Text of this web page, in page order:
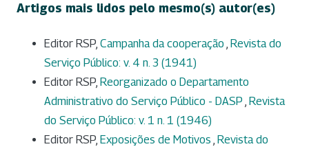
Artigos mais lidos pelo mesmo(s) autor(es)
Editor RSP, Campanha da cooperação , Revista do
Serviço Público: v. 4 n. 3 (1941)
Editor RSP, Reorganizado o Departamento
Administrativo do Serviço Público - DASP , Revista
do Serviço Público: v. 1 n. 1 (1946)
Editor RSP, Exposições de Motivos , Revista do